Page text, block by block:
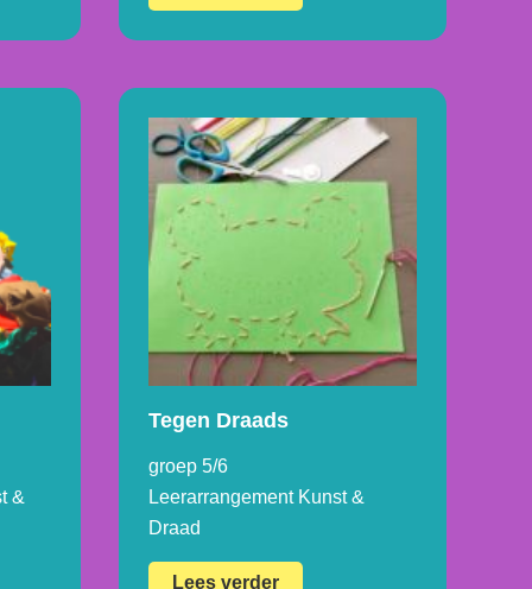
&
Tegen Draads
groep 5/6
Leerarrangement Kunst &
Draad
Lees verderTegen